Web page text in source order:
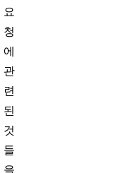
요
청
에
관
련
된
것
들
을